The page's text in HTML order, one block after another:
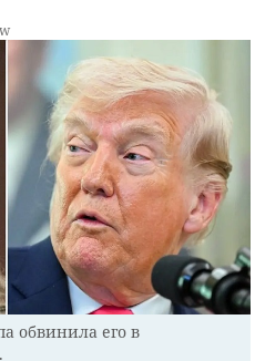
обвинила его в